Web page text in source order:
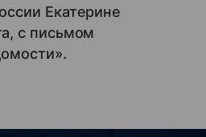
Екатерине
с письмом